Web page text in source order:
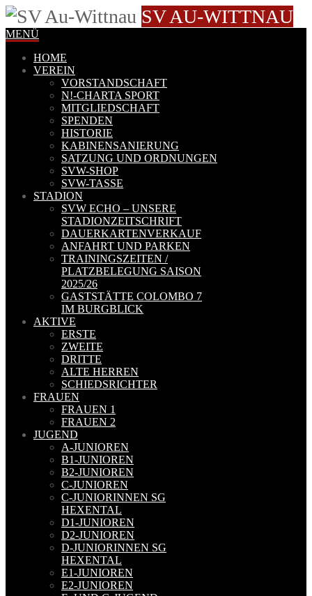
SV AU-WITTNAU
MENÜ
HOME
VEREIN
VORSTANDSCHAFT
N!-CHARTA SPORT
MITGLIEDSCHAFT
SPENDEN
HISTORIE
KABINENSANIERUNG
SATZUNG UND ORDNUNGEN
SVW-SHOP
SVW-TASSE
STADION
SVW ECHO – UNSERE
STADIONZEITSCHRIFT
DAUERKARTENVERKAUF
ANFAHRT UND PARKEN
TRAININGSZEITEN /
PLATZBELEGUNG SAISON
2025/26
GASTSTÄTTE COLOMBO 7
IM BURGBLICK
AKTIVE
ERSTE
ZWEITE
DRITTE
ALTE HERREN
SCHIEDSRICHTER
FRAUEN
FRAUEN 1
FRAUEN 2
JUGEND
A-JUNIOREN
B1-JUNIOREN
B2-JUNIOREN
C-JUNIOREN
C-JUNIORINNEN SG
HEXENTAL
D1-JUNIOREN
D2-JUNIOREN
D-JUNIORINNEN SG
HEXENTAL
E1-JUNIOREN
E2-JUNIOREN